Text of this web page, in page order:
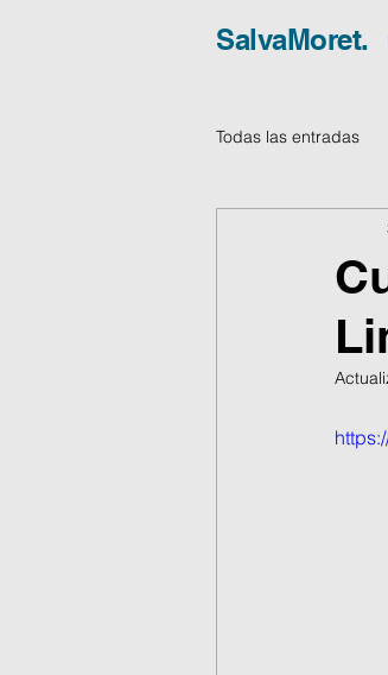
SalvaMoret.
Todas las entradas